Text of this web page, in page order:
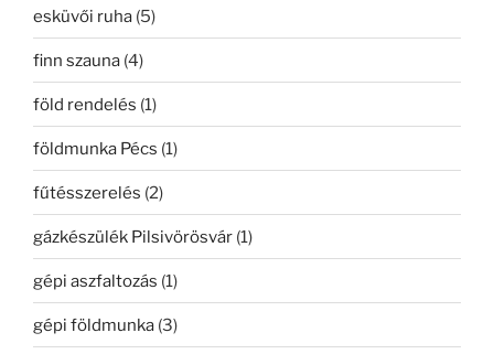
esküvői ruha (5)
finn szauna (4)
föld rendelés (1)
földmunka Pécs (1)
fűtésszerelés (2)
gázkészülék Pilsivörösvár (1)
gépi aszfaltozás (1)
gépi földmunka (3)